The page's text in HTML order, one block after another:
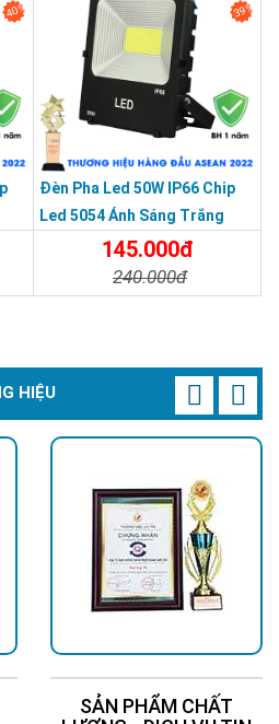
40% 39%
Đèn Pha Led 50W IP66 Chip
Led 5054 Ánh Sáng Trắng
145.000đ
240.000đ
HIỆU
SẢN PHẨM CHẤT